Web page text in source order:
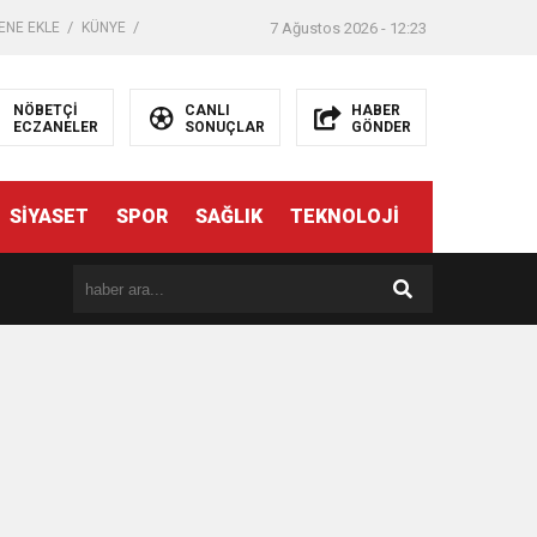
EKLE KÜNYE 7 Ağustos 2026 - 12:23
NÖBETÇİ
ECZANELER
CANLI
SONUÇLAR
HABER
GÖNDER
SİYASET SPOR SAĞLIK TEKNOLOJİ